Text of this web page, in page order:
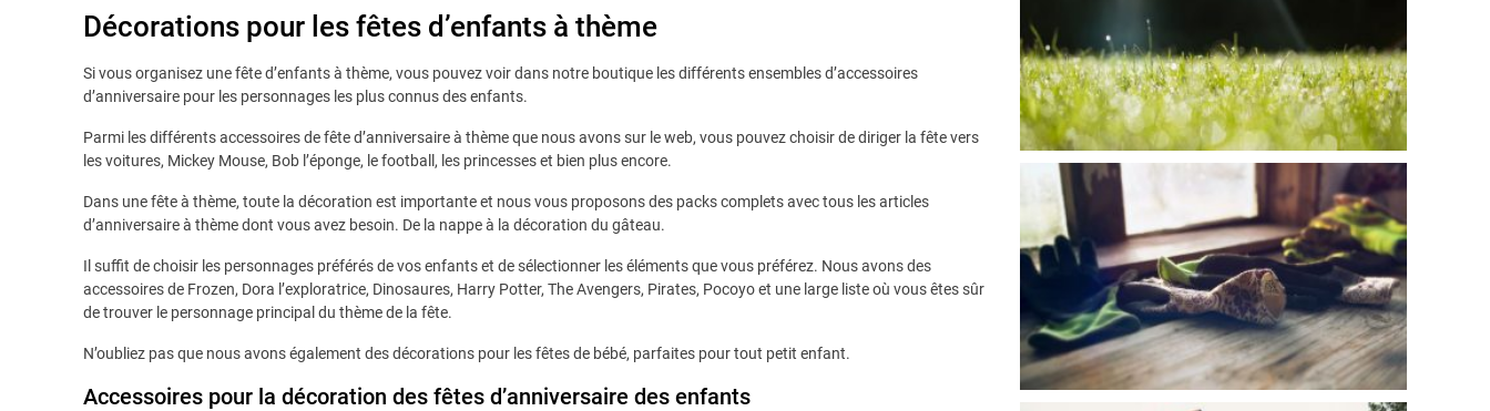
Décorations pour les fêtes d’enfants à thème
Si vous organisez une fête d’enfants à thème, vous pouvez voir dans notre boutique les différents ensembles d’accessoires
d’anniversaire pour les personnages les plus connus des enfants.
Parmi les différents accessoires de fête d’anniversaire à thème que nous avons sur le web, vous pouvez choisir de diriger la fête vers
les voitures, Mickey Mouse, Bob l’éponge, le football, les princesses et bien plus encore.
Dans une fête à thème, toute la décoration est importante et nous vous proposons des packs complets avec tous les articles
d’anniversaire à thème dont vous avez besoin. De la nappe à la décoration du gâteau.
Il suffit de choisir les personnages préférés de vos enfants et de sélectionner les éléments que vous préférez. Nous avons des
accessoires de Frozen, Dora l’exploratrice, Dinosaures, Harry Potter, The Avengers, Pirates, Pocoyo et une large liste où vous êtes sûr
de trouver le personnage principal du thème de la fête.
N’oubliez pas que nous avons également des décorations pour les fêtes de bébé, parfaites pour tout petit enfant.
Accessoires pour la décoration des fêtes d’anniversaire des enfants